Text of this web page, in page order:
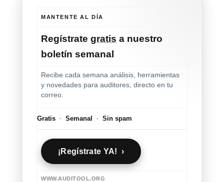
MANTENTE AL DÍA
Regístrate gratis a nuestro
boletín semanal
Recibe cada semana análisis, herramientas
y novedades para auditores, directo en tu
correo.
Gratis · Semanal · Sin spam
¡Regístrate YA! ›
WWW.AUDITOOL.ORG